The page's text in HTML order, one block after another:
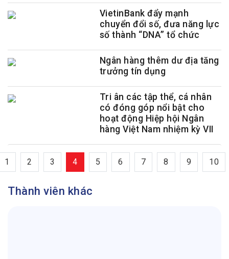
VietinBank đẩy mạnh
chuyển đổi số, đưa năng lực
số thành “DNA” tổ chức
Ngân hàng thêm dư địa tăng
trưởng tín dụng
Tri ân các tập thể, cá nhân
có đóng góp nổi bật cho
hoạt động Hiệp hội Ngân
hàng Việt Nam nhiệm kỳ VII
1 2 3 4 5 6 7 8 9 10
Thành viên khác